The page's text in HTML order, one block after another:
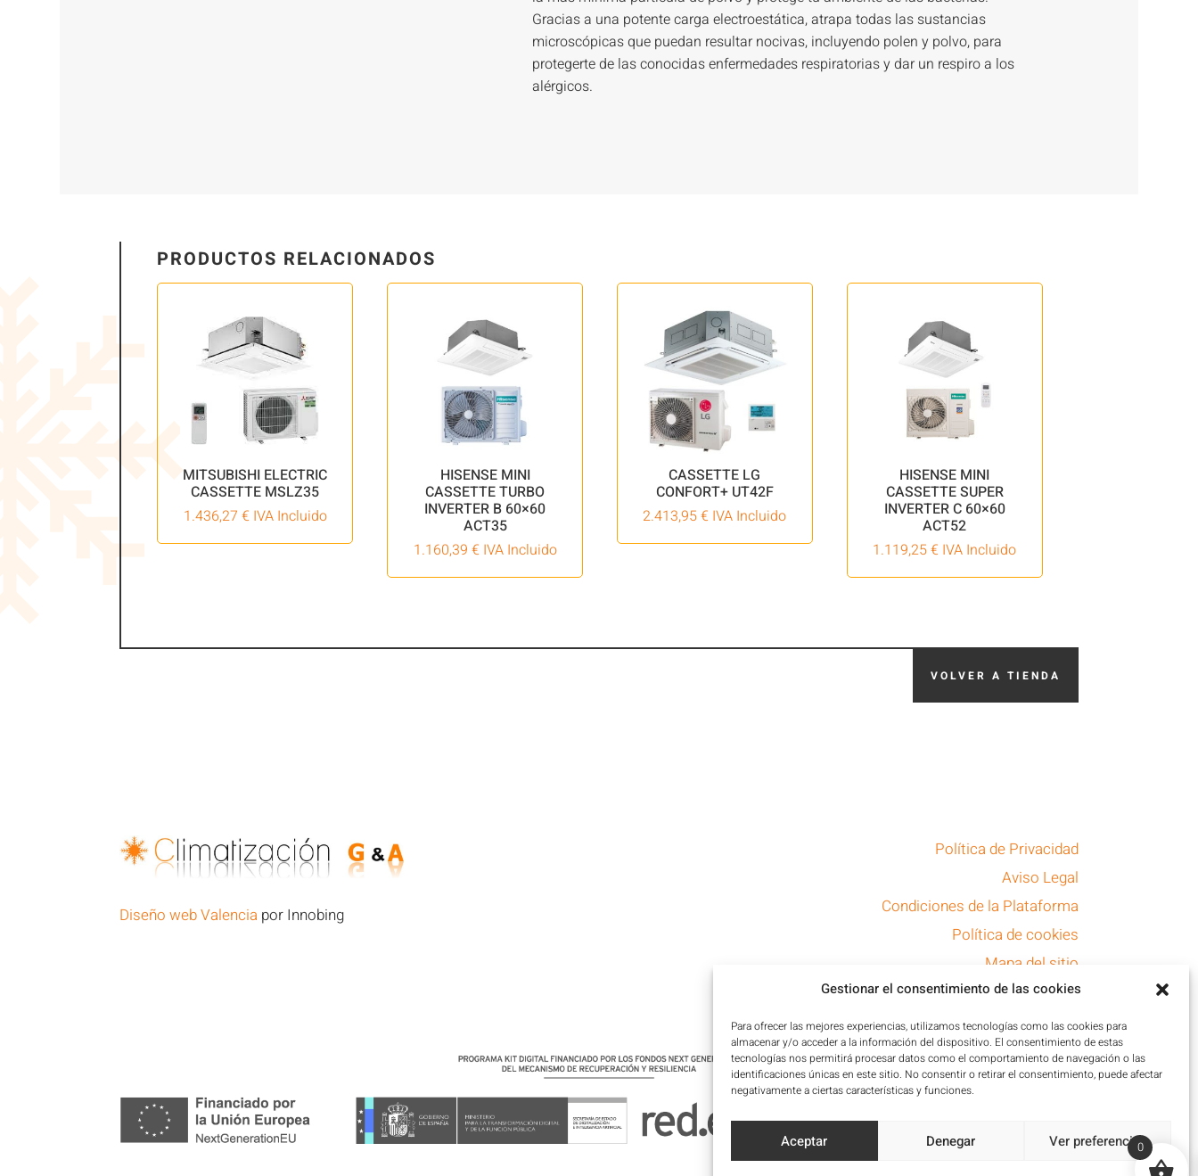
Gestionar el consentimiento de las cookies
Para ofrecer las mejores experiencias, utilizamos tecnologías como las cookies para
almacenar y/o acceder a la información del dispositivo. El consentimiento de estas
tecnologías nos permitirá procesar datos como el comportamiento de navegación o las
identificaciones únicas en este sitio. No consentir o retirar el consentimiento, puede afectar
negativamente a ciertas características y funciones.
Aceptar Denegar Ver preferencias
Gracias a una potente carga electroestática, atrapa todas las sustancias
microscópicas que puedan resultar nocivas, incluyendo polen y polvo, para
protegerte de las conocidas enfermedades respiratorias y dar un respiro a los
alérgicos.
PRODUCTOS RELACIONADOS
MITSUBISHI ELECTRIC
CASSETTE MSLZ35
1.436,27 € IVA Incluido
HISENSE MINI
CASSETTE TURBO
INVERTER B 60×60
ACT35
1.160,39 € IVA Incluido
CASSETTE LG
CONFORT+ UT42F
2.413,95€ IVA Incluido
HISENSE MINI
CASSETTE SUPER
INVERTER C 60×60
ACT52
1.119,25€ IVA Incluido
VOLVER A TIENDA
Diseño web Valencia por Innobing
Política de Privacidad
Aviso Legal
Condiciones de la Plataforma
Política de cookies
Mapa del sitio
Accesibilidad
0